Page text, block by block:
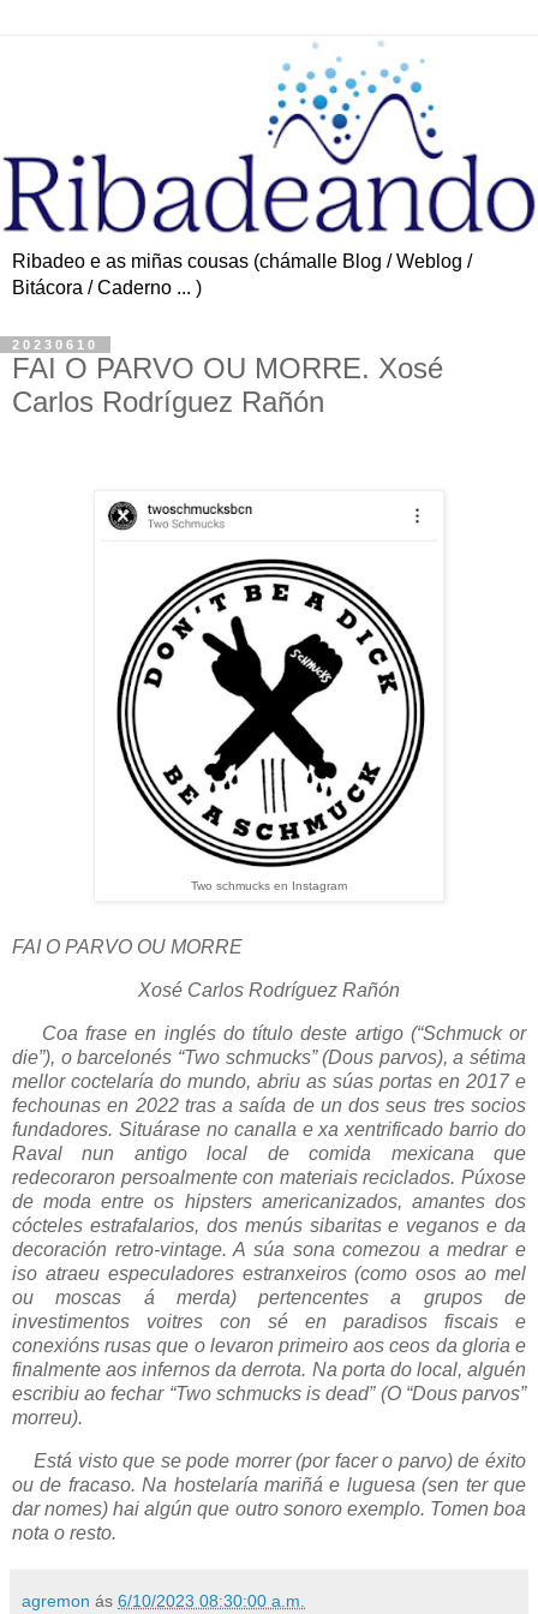
Ribadeo e as miñas cousas (chámalle Blog / Weblog /
Bitácora / Caderno ... )
20230610
FAI O PARVO OU MORRE. Xosé
Carlos Rodríguez Rañón
Two schmucks en Instagram
FAI O PARVO OU MORRE
Xosé Carlos Rodríguez Rañón
Coa frase en inglés do título deste artigo (“Schmuck or
die”), o barcelonés “Two schmucks” (Dous parvos), a sétima
mellor coctelaría do mundo, abriu as súas portas en 2017 e
fechounas en 2022 tras a saída de un dos seus tres socios
fundadores. Situárase no canalla e xa xentrificado barrio do
Raval nun antigo local de comida mexicana que
redecoraron persoalmente con materiais reciclados. Púxose
de moda entre os hipsters americanizados, amantes dos
cócteles estrafalarios, dos menús sibaritas e veganos e da
decoración retro-vintage. A súa sona comezou a medrar e
iso atraeu especuladores estranxeiros (como osos ao mel
ou moscas á merda) pertencentes a grupos de
investimentos voitres con sé en paradisos fiscais e
conexións rusas que o levaron primeiro aos ceos da gloria e
finalmente aos infernos da derrota. Na porta do local, alguén
escribiu ao fechar “Two schmucks is dead” (O “Dous parvos”
morreu).
Está visto que se pode morrer (por facer o parvo) de éxito
ou de fracaso. Na hostelaría mariñá e luguesa (sen ter que
dar nomes) hai algún que outro sonoro exemplo. Tomen boa
nota o resto.
agremon ás 6/10/2023 08:30:00 a.m.